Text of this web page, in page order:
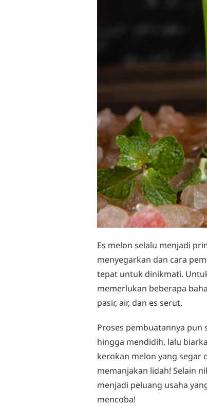
Es melon selalu menjadi
menyegarkan dan cara
tepat untuk dinikmati.
memerlukan beberapa
pasir, air, dan es serut.
Proses pembuatannya pun
hingga mendidih, lalu
kerokan melon yang segar
memanjakan lidah! Selain
menjadi peluang usaha
mencoba!